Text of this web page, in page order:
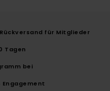
für Mitglieder
Tagen
bei